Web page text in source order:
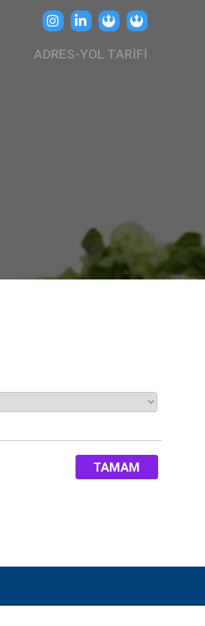
ADRES-YOL TARİFİ
TAMAM